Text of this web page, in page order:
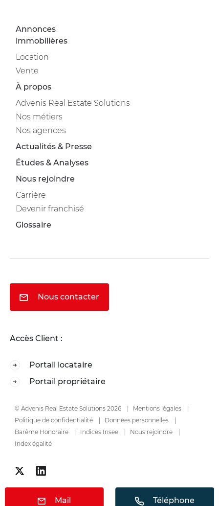
Mail Téléphone
Annonces
immobilières
Location
Vente
À propos
Advenis Real Estate Solutions
Nos métiers
Nos agences
Actualités & Presse
Études & Analyses
Nous rejoindre
Carrière
Devenir franchisé
Glossaire
Nous contacter
Accès Client :
Portail locataire
Portail propriétaire
© Advenis Real Estate Solutions 2026
Mentions légales
Politique de confidentialité
Données personnelles
Barême Honoraire
Indices Insee
Nous rejoindre
Index égalité